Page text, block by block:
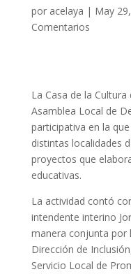
por acelaya | May
Comentarios
La Casa de la
Asamblea Local de
participativa en la
distintas localidades
proyectos que
educativas.
La actividad contó
intendente interino
manera conjunta por
Dirección de
Servicio Local de